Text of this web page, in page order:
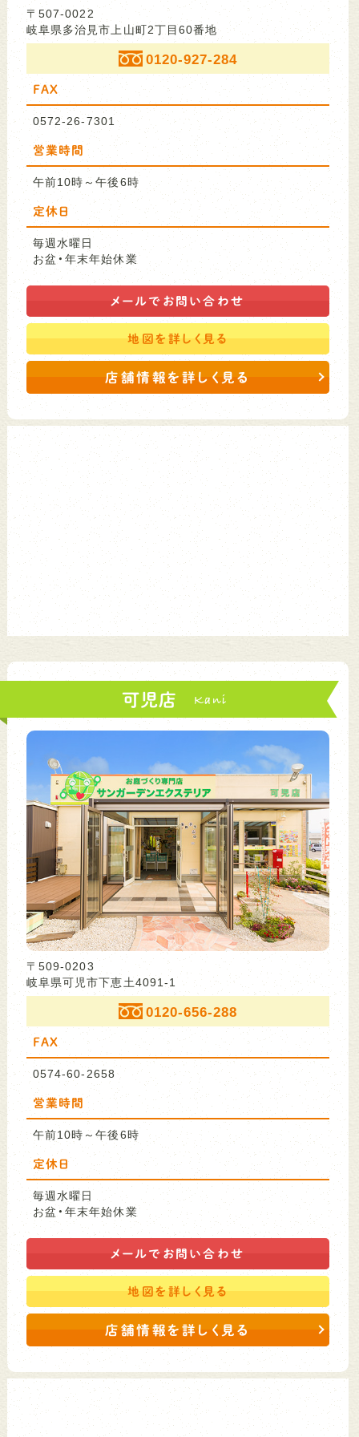
〒507-0022
岐阜県多治見市上山町2丁目60番地
0120-927-284
FAX
0572-26-7301
営業時間
午前10時～午後6時
定休日
毎週水曜日
お盆・年末年始休業
メールで お問い合わせ
地図を詳しく見る
店舗情報を詳しく見る
可児店
〒509-0203
岐阜県可児市下恵土4091-1
0120-656-288
FAX
0574-60-2658
営業時間
午前10時～午後6時
定休日
毎週水曜日
お盆・年末年始休業
メールで お問い合わせ
地図を詳しく見る
店舗情報を詳しく見る